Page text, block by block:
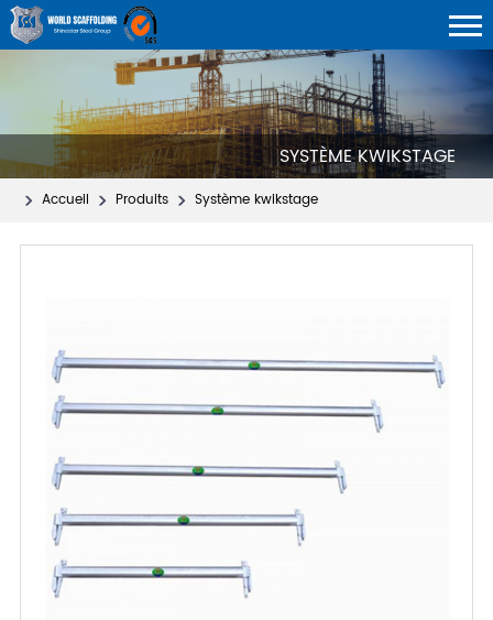
SYSTÈME KWIKSTAGE
Accueil Produits Système kwikstage